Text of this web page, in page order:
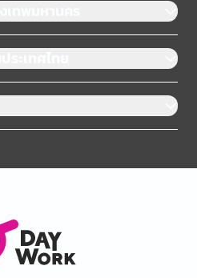
ทพมหานคร
ะเทศไทย